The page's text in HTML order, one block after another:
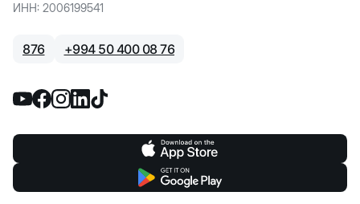
ИНН: 2006199541
876 +994 50 400 08 76